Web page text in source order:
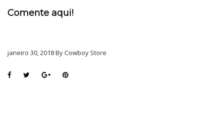
Comente aqui!
janeiro 30, 2018 By Cowboy Store